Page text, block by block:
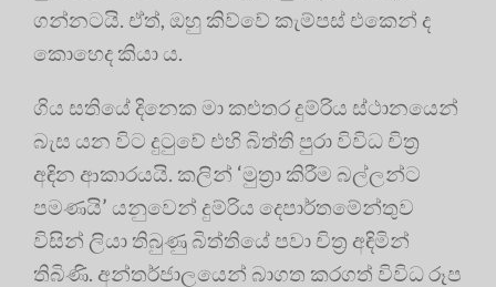
ගන්නටයි. ඒත්, ඔහු කිව්වේ කැම්පස් එකෙන් ද
කොහෙද කියා ය.
ගිය සතියේ දිනෙක මා කළුතර දුම්රිය ස්ථානයෙන්
බැස යන විට දුටුවේ එහි බිත්ති පුරා විවිධ චිත්‍ර
අඳින ආකාරයයි. කලින් ‘මුත්‍රා කිරීම බල්ලන්ට
පමණයි’ යනුවෙන් දුම්රිය දෙපාර්තමේන්තුව
විසින් ලියා තිබුණු බිත්තියේ පවා චිත්‍ර අඳිමින්
තිබිණි. අන්තර්ජාලයෙන් බාගත කරගත් විවිධ රූප